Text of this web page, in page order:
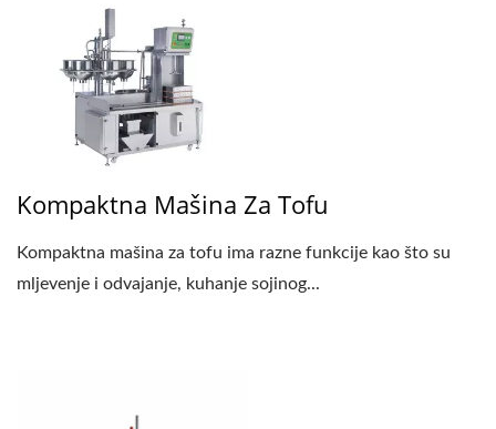
PROIZVODNJA TOFUA,
PROCES PRAVLJENJA
TOFUA, PROIZVODNJA
TOFUA, PROCES
PROIZVODNJE TOFUA,
PROCES TOFUA,
METODA OBRADE
Kompaktna Mašina Za Tofu
Kompaktna mašina za tofu ima razne funkcije kao što su
mljevenje i odvajanje, kuhanje sojinog...